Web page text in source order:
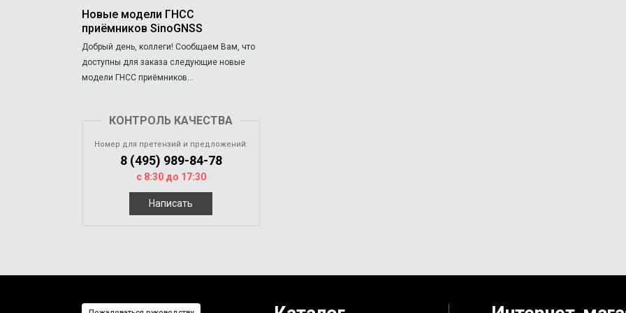
Новые модели ГНСС
приёмников SinoGNSS
Добрый день, коллеги! Сообщаем Вам, что
доступны для заказа следующие новые
модели ГНСС приёмников...
КОНТРОЛЬ КАЧЕСТВА
Номер для претензий и предложений:
8 (495) 989-84-78
с 8:30 до 17:30
Написать